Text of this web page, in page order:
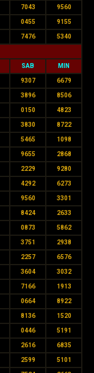
7043 9560
0455 9155
7476 5340
SAB MIN
9307 6679
3896 8506
0150 4823
3830 8722
5465 1098
9655 2868
2229 9280
4292 6273
9560 3301
8424 2633
0873 5862
3751 2938
2257 6576
3604 3032
7166 1913
0664 8922
8136 1520
0446 5191
2616 6835
2599 5101